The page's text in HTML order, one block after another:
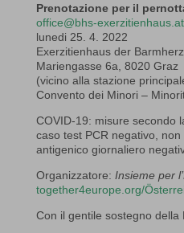
Prenotazione per il
office@bhs-exerzitienhaus.at
lunedi 25. 4. 2022
Exerzitienhaus der
Mariengasse 6a, 8020 Graz
(vicino alla stazione
Convento dei Minori –
COVID-19: misure secondo
caso test PCR negativo,
antigenico giornaliero
Organizzatore: Insieme per
together4europe.org/
Con il gentile sostegno della